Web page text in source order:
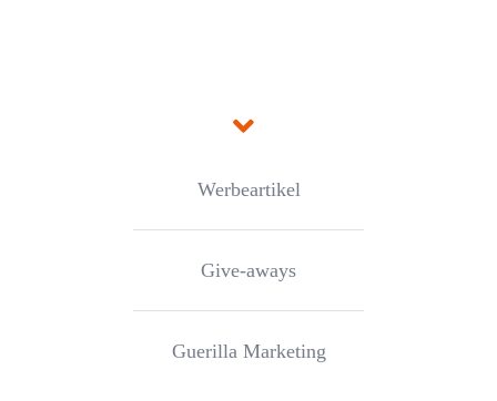
Werbeartikel
Give-aways
Guerilla Marketing